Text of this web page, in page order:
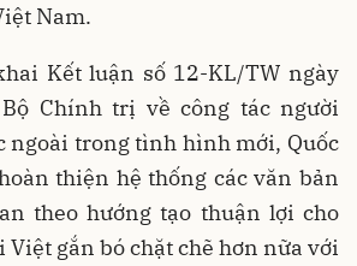
Nam.
Kết luận số 12-KL/TW ngày
Chính trị về công tác người
ngoài trong tình hình mới, Quốc
thiện hệ thống các văn bản
theo hướng tạo thuận lợi cho
Việt gắn bó chặt chẽ hơn nữa với